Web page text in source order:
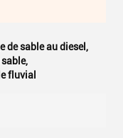
de sable au diesel,
,
fluvial